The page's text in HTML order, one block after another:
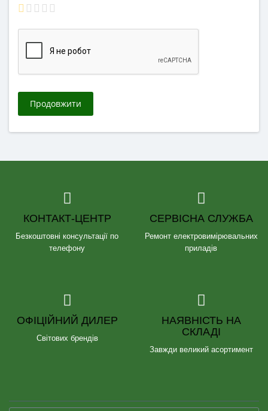
Продовжити
КОНТАКТ-ЦЕНТР
Безкоштовні консультації по
телефону
СЕРВІСНА СЛУЖБА
Ремонт електровимірювальних
приладів
ОФІЦІЙНИЙ ДИЛЕР
Світових брендів
НАЯВНІСТЬ НА
СКЛАДІ
Завжди великий асортимент